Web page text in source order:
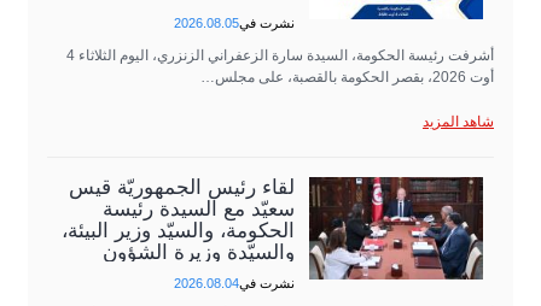
نشرت في2026.08.05
أشرفت رئيسة الحكومة، السيدة سارة الزعفراني الزنزري، اليوم الثلاثاء 4
أوت 2026، بقصر الحكومة بالقصبة، على مجلس…
شاهد المزيد
لقاء رئيس الجمهوريّة قيس
سعيّد مع السيدة رئيسة
الحكومة، والسيّد وزير البيئة،
والسيّدة وزيرة الشؤون
الثقافية،…
نشرت في2026.08.04